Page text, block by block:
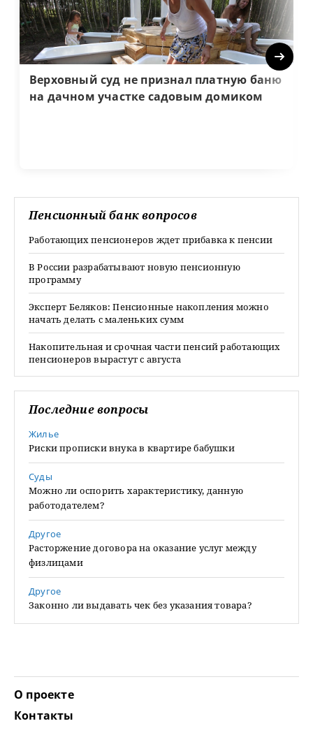
Верховный суд не признал платную баню
на дачном участке садовым домиком
Next
Пенсионный банк вопросов
Работающих пенсионеров ждет прибавка к пенсии
В России разрабатывают новую пенсионную
программу
Эксперт Беляков: Пенсионные накопления можно
начать делать с маленьких сумм
Накопительная и срочная части пенсий работающих
пенсионеров вырастут с августа
Последние вопросы
Жилье
Риски прописки внука в квартире бабушки
Суды
Можно ли оспорить характеристику, данную
работодателем?
Другое
Расторжение договора на оказание услуг между
физлицами
Другое
Законно ли выдавать чек без указания товара?
О проекте
Контакты